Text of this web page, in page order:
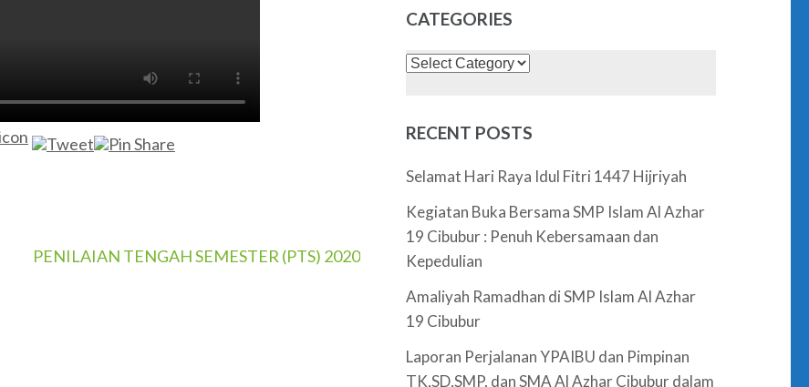
PENILAIAN TENGAH SEMESTER (PTS) 2020
CATEGORIES
Categories
RECENT POSTS
Selamat Hari Raya Idul Fitri 1447 Hijriyah
Kegiatan Buka Bersama SMP Islam Al Azhar
19 Cibubur : Penuh Kebersamaan dan
Kepedulian
Amaliyah Ramadhan di SMP Islam Al Azhar
19 Cibubur
Laporan Perjalanan YPAIBU dan Pimpinan
TK,SD,SMP, dan SMA Al Azhar Cibubur dalam